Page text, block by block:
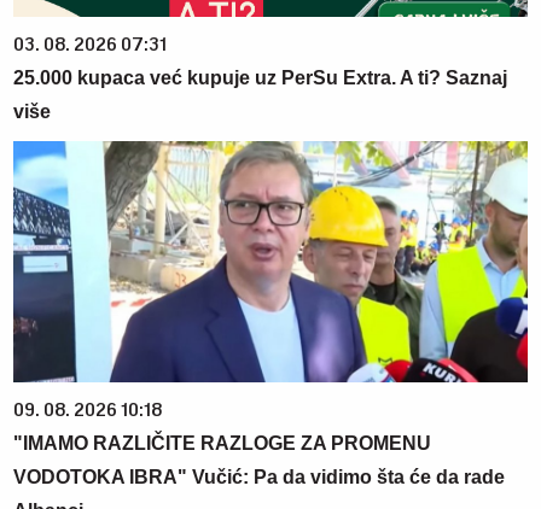
03. 08. 2026 07:31
25.000 kupaca već kupuje uz PerSu Extra. A ti? Saznaj
više
09. 08. 2026 10:18
"IMAMO RAZLIČITE RAZLOGE ZA PROMENU
VODOTOKA IBRA" Vučić: Pa da vidimo šta će da rade